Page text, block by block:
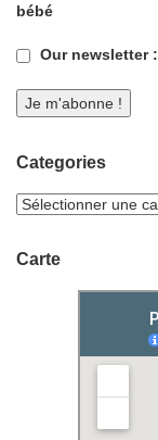
bébé
Our newsletter
Categories
Carte